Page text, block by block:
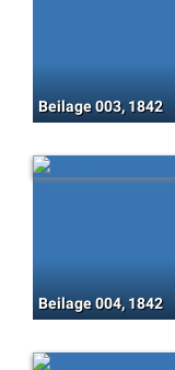
Beilage 003, 1842
Beilage 004, 1842